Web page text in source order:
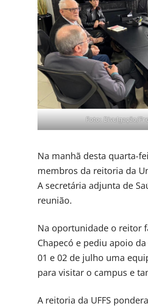
Foto: Divulgação/
Na manhã desta quarta-
membros da reitoria da
A secretária adjunta de
reunião.
Na oportunidade o reitor
Chapecó e pediu apoio
01 e 02 de julho uma
para visitar o campus e
A reitoria da UFFS